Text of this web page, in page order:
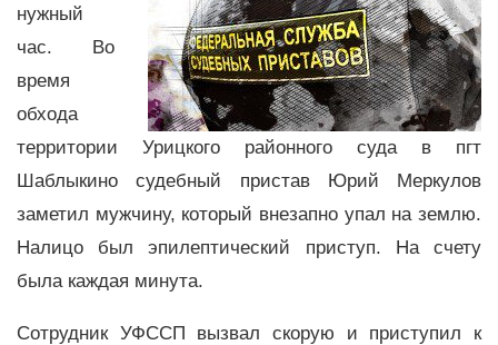
нужный
час. Во
время
обхода
территории Урицкого районного суда в пгт
Шаблыкино судебный пристав Юрий Меркулов
заметил мужчину, который внезапно упал на землю.
Налицо был эпилептический приступ. На счету
была каждая минута.
Сотрудник УФССП вызвал скорую и приступил к